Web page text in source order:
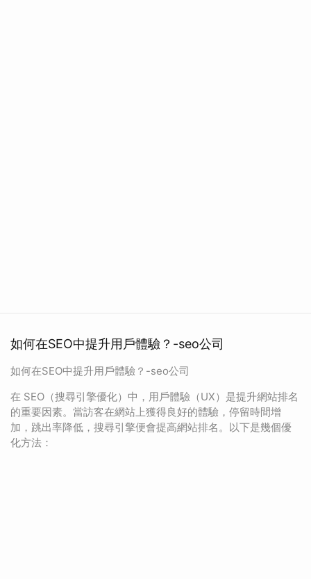
如何在SEO中提升用戶體驗？-seo公司
如何在SEO中提升用戶體驗？-seo公司
在 SEO（搜尋引擎優化）中，用戶體驗（UX）是提升網站排名
的重要因素。當訪客在網站上獲得良好的體驗，停留時間增
加，跳出率降低，搜尋引擎便會提高網站排名。以下是幾個優
化方法：